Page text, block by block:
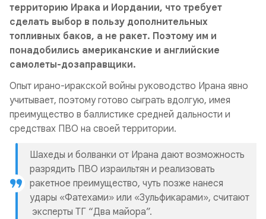
территорию Ирака и Иордании, что требует
сделать выбор в пользу дополнительных
топливных баков, а не ракет. Поэтому им и
понадобились американские и английские
самолеты-дозаправщики.
Опыт ирано-иракской войны руководство Ирана явно
учитывает, поэтому готово сыграть вдолгую, имея
преимущество в баллистике средней дальности и
средствах ПВО на своей территории.
Шахеды и болванки от Ирана дают возможность
разрядить ПВО израильтян и реализовать
ракетное преимущество, чуть позже нанеся
удары «Фатехами» или «Зульфикарами», считают
эксперты ТГ “Два майора”.